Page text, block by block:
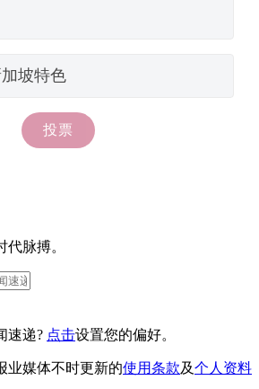
脉搏。
速递? 点击设置您的偏好。
业媒体不时更新的使用条款及个人资料